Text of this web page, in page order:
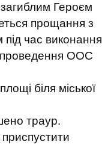
Героєм
прощання з
час виконання
проведення ООС
біля міської
траур.